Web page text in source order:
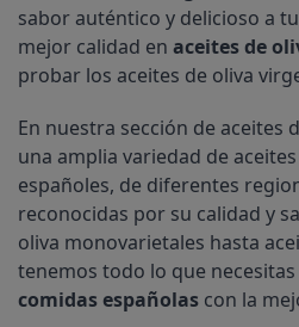
sabor auténtico y delicioso a
mejor calidad en aceites de
probar los aceites de oliva
En nuestra sección de aceites
una amplia variedad de
españoles, de diferentes
reconocidas por su calidad y
oliva monovarietales hasta
comidas españolas con la